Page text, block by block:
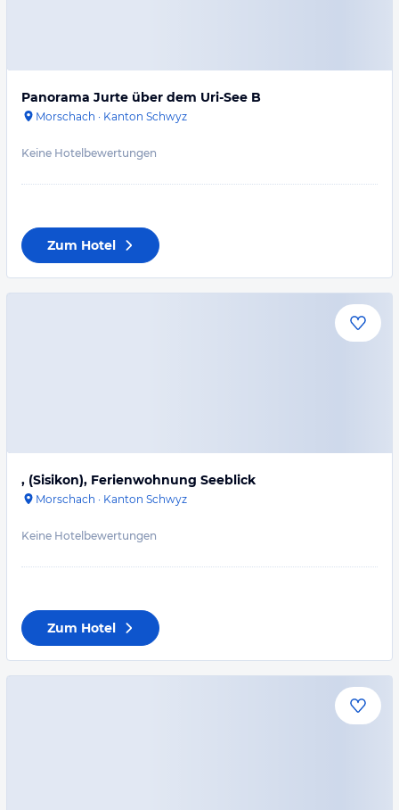
Panorama Jurte über dem Uri-See B
Morschach · Kanton Schwyz
Keine Hotelbewertungen
Zum Hotel
, (Sisikon), Ferienwohnung Seeblick
Morschach · Kanton Schwyz
Keine Hotelbewertungen
Zum Hotel